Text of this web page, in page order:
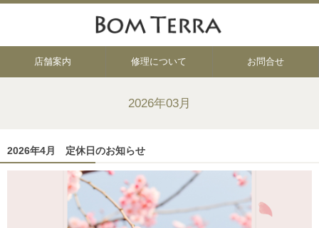
店舗案内 修理について お問合せ
2026年03月
2026年4月 定休日のお知らせ